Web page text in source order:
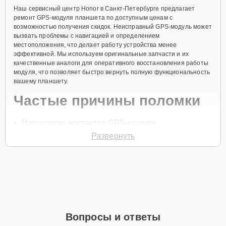
Наш сервисный центр Honor в Санкт-Петербурге предлагает
ремонт GPS-модуля планшета по доступным ценам с
возможностью получения скидок. Неисправный GPS-модуль может
вызвать проблемы с навигацией и определением
местоположения, что делает работу устройства менее
эффективной. Мы используем оригинальные запчасти и их
качественные аналоги для оперативного восстановления работы
модуля, что позволяет быстро вернуть полную функциональность
вашему планшету.
Частые причины поломки
Нарушение контактов GPS-модуля
Физические повреждения
свяжется с вами в течение минуты для уточнения всех вопросов и
записи на диагностику и ремонт.
Развернуть
Вопросы и ответы